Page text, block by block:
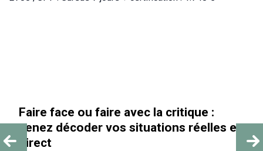
Faire face ou faire avec la critique :
venez décoder vos situations réelles en
direct